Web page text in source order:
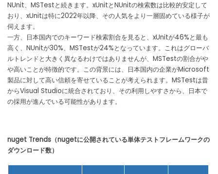
NUnit、MSTestと続きます。xUnitとNUnitの検索数は比較的安定して
おり、xUnitは特に2022年以降、その人気をより一層固めている様子が
伺えます。
一方、日本国内でのキーワード検索割合を見ると、xUnitが46%と最も
高く、NUnitが30%、MSTestが24%となっています。これはグローバ
ルトレンドと大きく異なるわけではありませんが、MSTestの割合がや
や高いことが特徴的です。この背景には、日本国内の企業がMicrosoft
製品に対して高い信頼を寄せていることが考えられます。MSTestは昔
からVisual Studioに統合されており、その利用しやすさから、日本で
の採用が進んでいる可能性があります。
nuget Trends（nugetに公開されている単体テストフレームワークの
ダウンロード数）